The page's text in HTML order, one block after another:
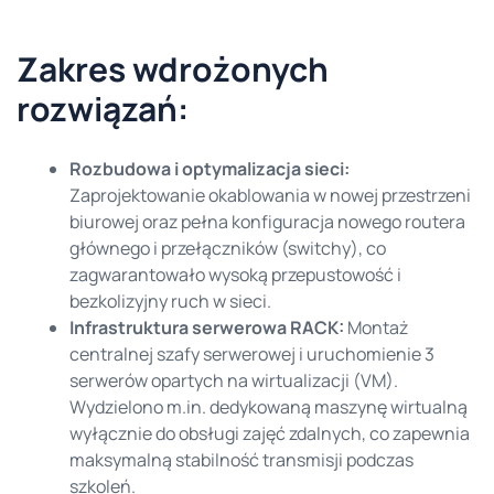
Zakres wdrożonych
rozwiązań:
Rozbudowa i optymalizacja sieci:
Zaprojektowanie okablowania w nowej przestrzeni
biurowej oraz pełna konfiguracja nowego routera
głównego i przełączników (switchy), co
zagwarantowało wysoką przepustowość i
bezkolizyjny ruch w sieci.
Infrastruktura serwerowa RACK: Montaż
centralnej szafy serwerowej i uruchomienie 3
serwerów opartych na wirtualizacji (VM).
Wydzielono m.in. dedykowaną maszynę wirtualną
wyłącznie do obsługi zajęć zdalnych, co zapewnia
maksymalną stabilność transmisji podczas
szkoleń.